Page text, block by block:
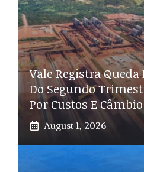
Vale Registra Queda
Do Segundo
Por Custos E Câmbio
August 1, 2026